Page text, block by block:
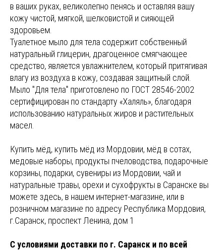
в ваших руках, великолепно пенясь и оставляя вашу
кожу чистой, мягкой, шелковистой и сияющей
здоровьем.
Туалетное мыло для тела содержит собственный
натуральный глицерин, драгоценное смягчающее
средство, является увлажнителем, который притягивая
влагу из воздуха в кожу, создавая защитный слой.
Мыло "Для тела" приготовлено по ГОСТ 28546-2002
сертифицирован по стандарту «Халяль», благодаря
использованию натуральных жиров и растительных
масел.
Купить мёд, купить мёд из Мордовии, мёд в сотах,
медовые наборы, продукты пчеловодства, подарочные
корзины, подарки, сувениры из Мордовии, чай и
натуральные травы, орехи и сухофрукты в Саранске вы
можете здесь, в нашем интернет-магазине, или в
розничном магазине по адресу Республика Мордовия,
г.Саранск, проспект Ленина, дом 1
С условиями доставки по г. Саранск и по всей